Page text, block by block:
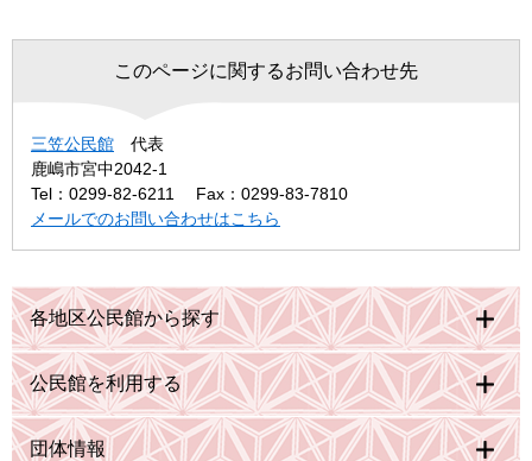
このページに関するお問い合わせ先
三笠公民館
代表
鹿嶋市宮中2042-1
Tel：0299-82-6211
Fax：0299-83-7810
メールでのお問い合わせはこちら
各地区公民館から探す
公民館を利用する
団体情報